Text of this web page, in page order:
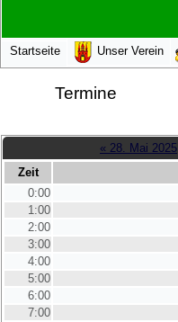
Startseite Unser Verein
Termine
« 28. Mai 2025
Zeit
0:00
1:00
2:00
3:00
4:00
5:00
6:00
7:00